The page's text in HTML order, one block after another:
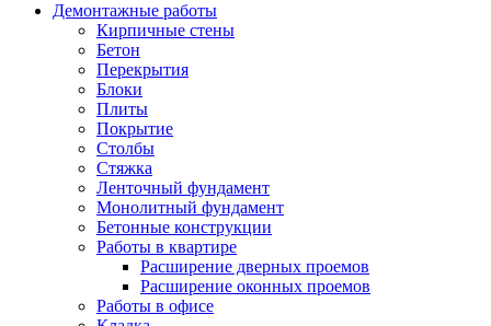
Демонтажные работы
Кирпичные стены
Бетон
Перекрытия
Блоки
Плиты
Покрытие
Столбы
Стяжка
Ленточный фундамент
Монолитный фундамент
Бетонные конструкции
Работы в квартире
Расширение дверных проемов
Расширение оконных проемов
Работы в офисе